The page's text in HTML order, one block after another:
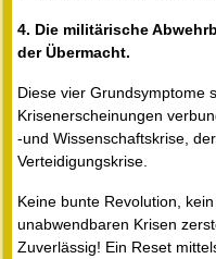
4. Die militärische
der Übermacht.
Diese vier Grundsymptome
Krisenerscheinungen
-und Wissenschaftskrise,
Verteidigungskrise.
Keine bunte Revolution,
unabwendbaren Krisen
Zuverlässig! Ein Reset